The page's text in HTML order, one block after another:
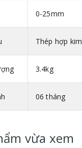
0-25mm
Thép hợp kim
3.4kg
06 tháng
vừa xem